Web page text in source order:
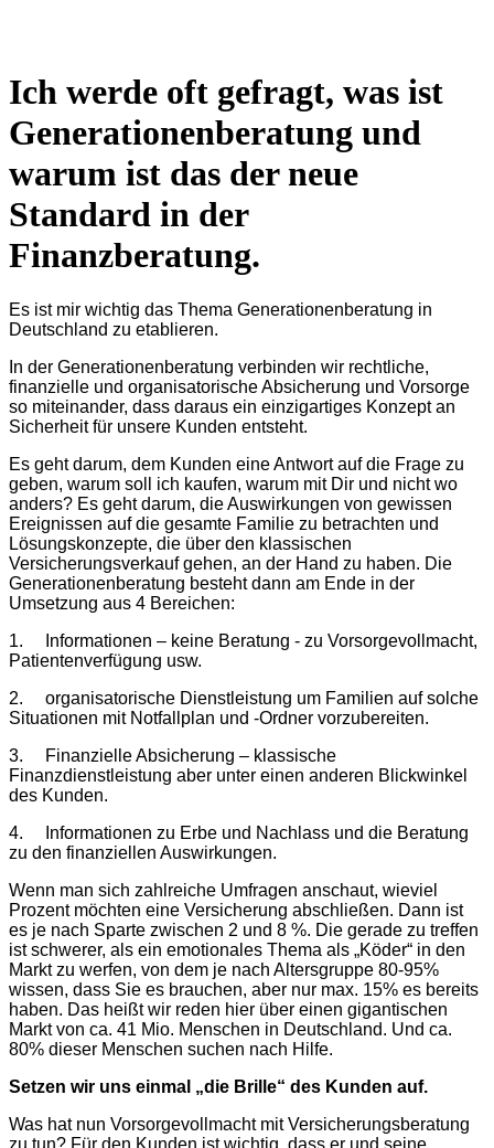
Ich werde oft gefragt, was ist
Generationenberatung und
warum ist das der neue
Standard in der
Finanzberatung.
Es ist mir wichtig das Thema Generationenberatung in
Deutschland zu etablieren.
In der Generationenberatung verbinden wir rechtliche,
finanzielle und organisatorische Absicherung und Vorsorge
so miteinander, dass daraus ein einzigartiges Konzept an
Sicherheit für unsere Kunden entsteht.
Es geht darum, dem Kunden eine Antwort auf die Frage zu
geben, warum soll ich kaufen, warum mit Dir und nicht wo
anders? Es geht darum, die Auswirkungen von gewissen
Ereignissen auf die gesamte Familie zu betrachten und
Lösungskonzepte, die über den klassischen
Versicherungsverkauf gehen, an der Hand zu haben. Die
Generationenberatung besteht dann am Ende in der
Umsetzung aus 4 Bereichen:
1. Informationen – keine Beratung - zu Vorsorgevollmacht,
Patientenverfügung usw.
2. organisatorische Dienstleistung um Familien auf solche
Situationen mit Notfallplan und -Ordner vorzubereiten.
3. Finanzielle Absicherung – klassische
Finanzdienstleistung aber unter einen anderen Blickwinkel
des Kunden.
4. Informationen zu Erbe und Nachlass und die Beratung
zu den finanziellen Auswirkungen.
Wenn man sich zahlreiche Umfragen anschaut, wieviel
Prozent möchten eine Versicherung abschließen. Dann ist
es je nach Sparte zwischen 2 und 8 %. Die gerade zu treffen
ist schwerer, als ein emotionales Thema als „Köder“ in den
Markt zu werfen, von dem je nach Altersgruppe 80-95%
wissen, dass Sie es brauchen, aber nur max. 15% es bereits
haben. Das heißt wir reden hier über einen gigantischen
Markt von ca. 41 Mio. Menschen in Deutschland. Und ca.
80% dieser Menschen suchen nach Hilfe.
Setzen wir uns einmal „die Brille“ des Kunden auf.
Was hat nun Vorsorgevollmacht mit Versicherungsberatung
zu tun? Für den Kunden ist wichtig, dass er und seine